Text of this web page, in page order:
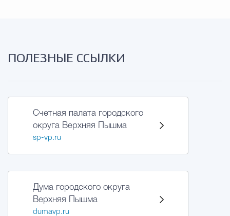
ПОЛЕЗНЫЕ ССЫЛКИ
Счетная палата городского
округа Верхняя Пышма
sp-vp.ru
Дума городского округа
Верхняя Пышма
dumavp.ru